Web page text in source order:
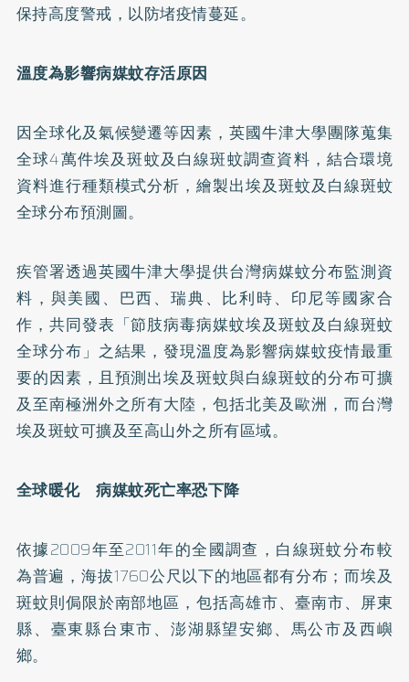
保持高度警戒，以防堵疫情蔓延。
溫度為影響病媒蚊存活原因
因全球化及氣候變遷等因素，英國牛津大學團隊蒐集
全球4萬件埃及斑蚊及白線斑蚊調查資料，結合環境
資料進行種類模式分析，繪製出埃及斑蚊及白線斑蚊
全球分布預測圖。
疾管署透過英國牛津大學提供台灣病媒蚊分布監測資
料，與美國、巴西、瑞典、比利時、印尼等國家合
作，共同發表「節肢病毒病媒蚊埃及斑蚊及白線斑蚊
全球分布」之結果，發現溫度為影響病媒蚊疫情最重
要的因素，且預測出埃及斑蚊與白線斑蚊的分布可擴
及至南極洲外之所有大陸，包括北美及歐洲，而台灣
埃及斑蚊可擴及至高山外之所有區域。
全球暖化 病媒蚊死亡率恐下降
依據2009年至2011年的全國調查，白線斑蚊分布較
為普遍，海拔1760公尺以下的地區都有分布；而埃及
斑蚊則侷限於南部地區，包括高雄市、臺南市、屏東
縣、臺東縣台東市、澎湖縣望安鄉、馬公市及西嶼
鄉。